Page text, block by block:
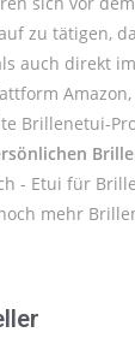
zu tätigen,
auch direkt
Brillenetui-
- Etui für
mehr